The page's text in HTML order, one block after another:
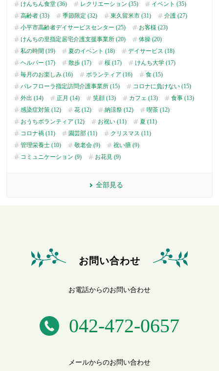
けんちん食堂 (36)
レクリエーション (35)
イベント (35)
高齢者 (33)
季節限定 (32) 東久留米市 (31)
介護 (27)
小平市高齢者デイサービスセンター (25)
お客様 (23)
けんちの里指定居宅介護支援事業所 (20)
体操 (20)
私の時間 (19)
夏のイベント (18)
デイサービス (18)
ヘルパー (17)
散歩 (17) 桜 (17)
けんち大学 (17)
毎月のお楽しみ (16)
ボランティア (16)
食 (15)
パレフローラ指定訪問介護事業所 (15)
コロナに負けない (15)
外出 (14)
正月 (14) 笑顔 (13) カフェ (13)
食事 (13)
感染症対策 (12)
花 (12) 納涼祭 (12)
喫茶 (12)
おうちボランティア (12)
お祝い (11)
夏 (11)
コロナ禍 (11)
園芸部 (11)
クリスマス (11)
管理栄養士 (10)
敬老会 (9)
祝い膳 (9)
コミュニケーション (9)
お花見 (9)
全部見る
お問い合わせ
お電話からのお問い合わせ
042-472-0657
メールからのお問い合わせ